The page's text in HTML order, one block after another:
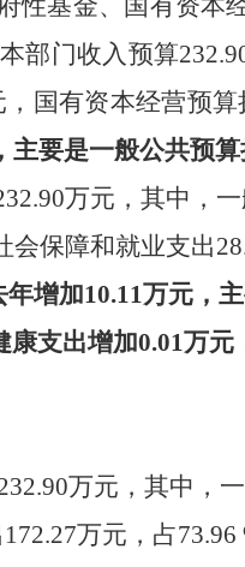
性基金、国有资本
部门收入预算
，国有资本经营预算
主要是一般公共预
万元，其中，
会保障和就业支出
年增加10.11万元，
康支出增加0.01万元
万元，其中，
172.27万元， 占73.96